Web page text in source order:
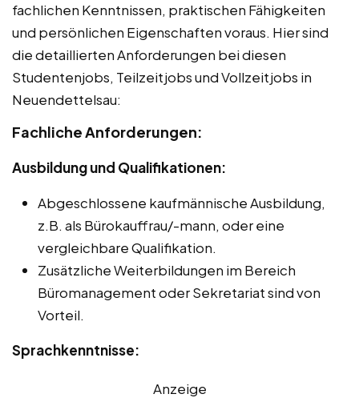
fachlichen Kenntnissen, praktischen Fähigkeiten
und persönlichen Eigenschaften voraus. Hier sind
die detaillierten Anforderungen bei diesen
Studentenjobs, Teilzeitjobs und Vollzeitjobs in
Neuendettelsau:
Fachliche Anforderungen:
Ausbildung und Qualifikationen:
Abgeschlossene kaufmännische Ausbildung,
z.B. als Bürokauffrau/-mann, oder eine
vergleichbare Qualifikation.
Zusätzliche Weiterbildungen im Bereich
Büromanagement oder Sekretariat sind von
Vorteil.
Sprachkenntnisse:
Anzeige